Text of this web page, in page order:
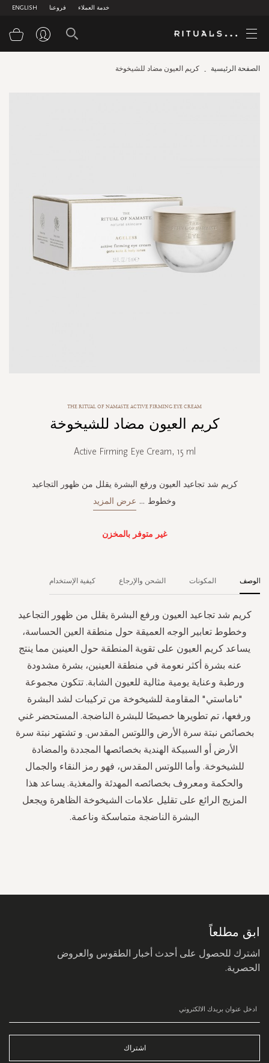
ENGLISH فروعنا خدمة العملاء
الصفحة الرئيسية كريم العيون مضاد للشيخوخة
THE RITUAL OF NAMASTE ACTIVE FIRMING EYE CREAM
كريم العيون مضاد للشيخوخة
Active Firming Eye Cream, 15 ml
كريم شد تجاعيد العيون ورفع البشرة يقلل من ظهور التجاعيد
وخطوط ... عرض المزيد
غير متوفر بالمخزن
الوصف
كريم شد تجاعيد العيون ورفع البشرة يقلل من ظهور التجاعيد
وخطوط تعابير الوجه العميقة حول منطقة العين الحساسة،
يساعد كريم العيون على تقوية المنطقة حول العينين مما ينتج
عنه بشرة أكثر نعومة في منطقة العينين، بشرة مشدودة
ورطبة وعناية يومية مثالية للعيون الشابة. تتكون مجموعة
"ناماستي" المقاومة للشيخوخة من تركيبات لشد البشرة
ورفعها، تم تطويرها خصيصًا للبشرة الناضجة. المستحضر غني
بخصائص نبتة سرة الأرض واللوتس المقدس. و تشتهر نبتة سرة
الأرض أو السبيكة الهندية بخصائصها المجددة والمضادة
للشيخوخة. وأما اللوتس المقدس، فهو رمز النقاء والجمال
والحكمة ومعروف بخصائصه المهدئة والمغذية. يساعد هذا
المزيج الرائع على تقليل علامات الشيخوخة الظاهرة ويجعل
البشرة الناضجة متماسكة وناعمة.
المكونات الشحن والإرجاع كيفية الإستخدام
ابق مطلعاً
اشترك للحصول على أحدث أخبار الطقوس والعروض
الحصرية.
اشتراك